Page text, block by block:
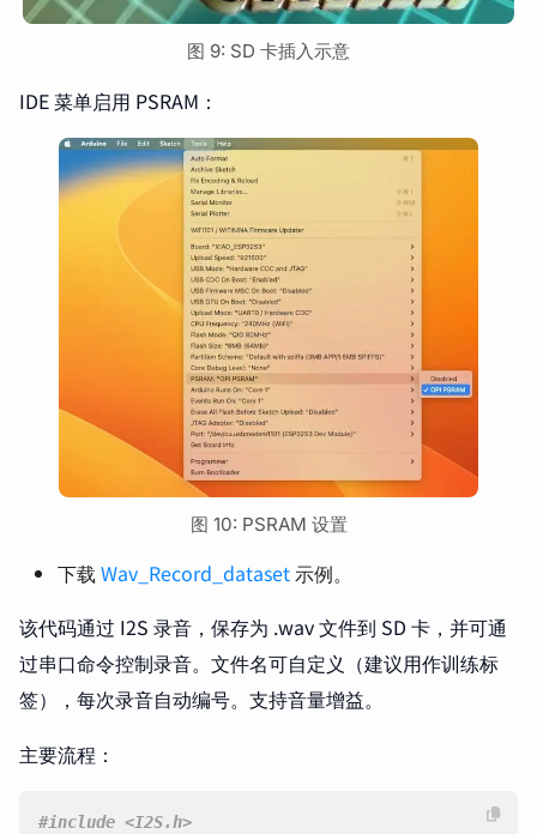
图 9: SD 卡插入示意
IDE 菜单启用 PSRAM：
图 10: PSRAM 设置
下载 Wav_Record_dataset示例。
该代码通过 I2S 录音，保存为 .wav 文件到 SD 卡，并可通
过串口命令控制录音。文件名可自定义（建议用作训练标
签），每次录音自动编号。支持音量增益。
主要流程：
#include <I2S.h>